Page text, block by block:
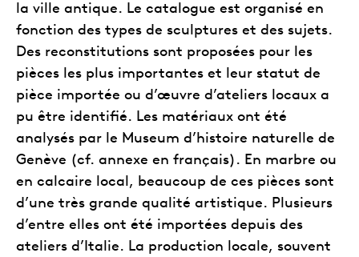
la ville antique. Le catalogue est organisé en
fonction des types de sculptures et des sujets.
Des reconstitutions sont proposées pour les
pièces les plus importantes et leur statut de
pièce importée ou d’œuvre d’ateliers locaux a
pu être identifié. Les matériaux ont été
analysés par le Museum d’histoire naturelle de
Genève (cf. annexe en français). En marbre ou
en calcaire local, beaucoup de ces pièces sont
d’une très grande qualité artistique. Plusieurs
d’entre elles ont été importées depuis des
ateliers d’Italie. La production locale, souvent